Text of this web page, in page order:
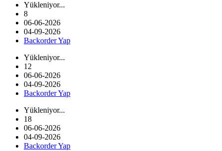
Yükleniyor...
8
06-06-2026
04-09-2026
Backorder Yap
Yükleniyor...
12
06-06-2026
04-09-2026
Backorder Yap
Yükleniyor...
18
06-06-2026
04-09-2026
Backorder Yap